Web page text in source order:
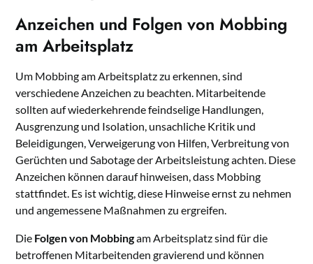
Anzeichen und Folgen von Mobbing
am Arbeitsplatz
Um Mobbing am Arbeitsplatz zu erkennen, sind
verschiedene Anzeichen zu beachten. Mitarbeitende
sollten auf wiederkehrende feindselige Handlungen,
Ausgrenzung und Isolation, unsachliche Kritik und
Beleidigungen, Verweigerung von Hilfen, Verbreitung von
Gerüchten und Sabotage der Arbeitsleistung achten. Diese
Anzeichen können darauf hinweisen, dass Mobbing
stattfindet. Es ist wichtig, diese Hinweise ernst zu nehmen
und angemessene Maßnahmen zu ergreifen.
Die Folgen von Mobbingam Arbeitsplatz sind für die
betroffenen Mitarbeitenden gravierend und können